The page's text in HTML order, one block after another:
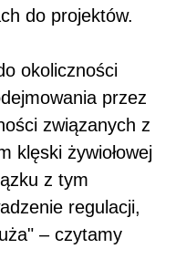
do projektów.
okoliczności
przez
związanych z
klęski żywiołowej
z tym
regulacji,
– czytamy